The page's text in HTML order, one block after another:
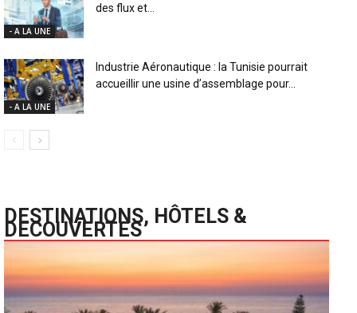
- A LA UNE
des flux et...
- A LA UNE
Industrie Aéronautique : la Tunisie pourrait
accueillir une usine d’assemblage pour...
DESTINATIONS, HÔTELS &
DECOUVERTES